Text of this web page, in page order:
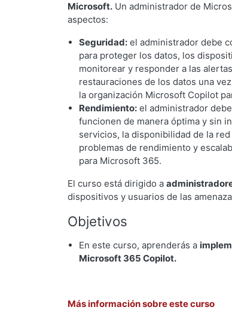
Microsoft. Un administrador de
aspectos:
Seguridad: el administrador debe
para proteger los datos, los
monitorear y responder a las
restauraciones de los datos una
la organización Microsoft Copilot
Rendimiento: el administrador
funcionen de manera óptima y sin
servicios, la disponibilidad de la
problemas de rendimiento y
para Microsoft 365.
El curso está dirigido a
dispositivos y usuarios de las
Objetivos
En este curso, aprenderás a
Microsoft 365 Copilot.
Más información sobre este curso